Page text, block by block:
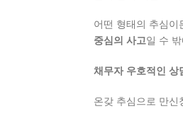
어떤 형태의 추심이
중심의 사고일 수
채무자 우호적인 상
온갖 추심으로 만신